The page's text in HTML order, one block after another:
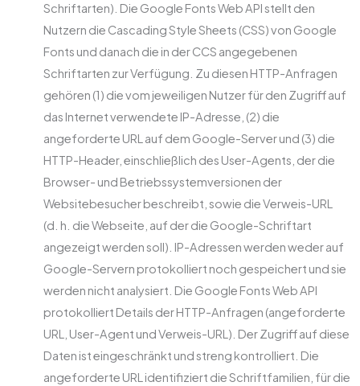
Schriftarten). Die Google Fonts Web API stellt den
Nutzern die Cascading Style Sheets (CSS) von Google
Fonts und danach die in der CCS angegebenen
Schriftarten zur Verfügung. Zu diesen HTTP-Anfragen
gehören (1) die vom jeweiligen Nutzer für den Zugriff auf
das Internet verwendete IP-Adresse, (2) die
angeforderte URL auf dem Google-Server und (3) die
HTTP-Header, einschließlich des User-Agents, der die
Browser- und Betriebssystemversionen der
Websitebesucher beschreibt, sowie die Verweis-URL
(d. h. die Webseite, auf der die Google-Schriftart
angezeigt werden soll). IP-Adressen werden weder auf
Google-Servern protokolliert noch gespeichert und sie
werden nicht analysiert. Die Google Fonts Web API
protokolliert Details der HTTP-Anfragen (angeforderte
URL, User-Agent und Verweis-URL). Der Zugriff auf diese
Daten ist eingeschränkt und streng kontrolliert. Die
angeforderte URL identifiziert die Schriftfamilien, für die